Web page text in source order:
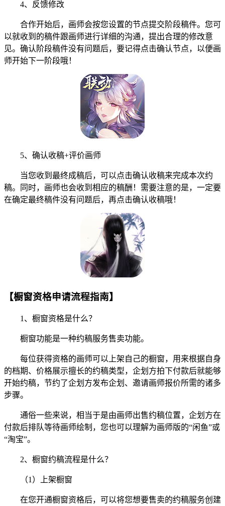
4、反馈修改
合作开始后，画师会按您设置的节点提交阶段稿件。您可
以就收到的稿件跟画师进行详细的沟通，提出合理的修改意
见。确认阶段稿件没有问题后，要记得点击确认节点，以便画
师开始下一阶段哦！
5、确认收稿+评价画师
当您收到最终成稿后，可以点击确认收稿来完成本次约
稿。同时，画师也会收到相应的稿酬！需要注意的是，一定要
在确定最终稿件没有问题后，再点击确认收稿哦！
【橱窗资格申请流程指南】
1、橱窗资格是什么？
橱窗功能是一种约稿服务售卖功能。
每位获得资格的画师可以上架自己的橱窗，用来根据自身
的档期、价格展示擅长的约稿类型，企划方拍下付款后就能够
开始约稿，节约了企划方发布企划、邀请画师报价所需的诸多
步骤。
通俗一些来说，相当于是由画师出售约稿位置，企划方在
付款后排队等待画师绘制，您也可以理解为画师版的“闲鱼”或
“淘宝”。
2、橱窗约稿流程是什么？
（1）上架橱窗
在您开通橱窗资格后，可以将您想要售卖的约稿服务创建